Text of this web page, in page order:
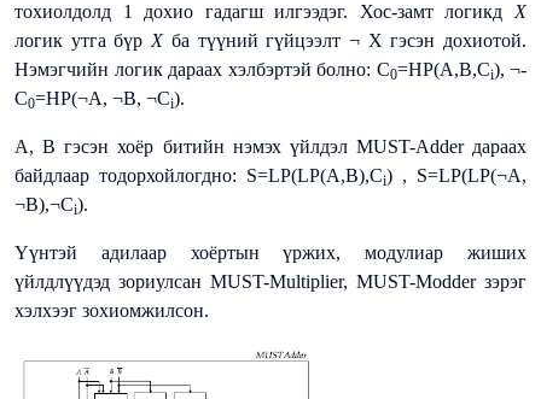
тохиолдолд 1 дохио гадагш илгээдэг. Хос-замт логикд Х
логик утга бүр Хба түүний гүйцээлт ­­¬­ Х гэсэн дохиотой.
Нэмэгчийн логик дараах хэлбэртэй болно: C0=HP(A,B,Ci), ¬­
C0=HP(¬­A, ¬­B, ¬­Ci).
A, B гэсэн хоёр битийн нэмэх үйлдэл MUST-Adder дараах
байдлаар тодорхойлогдно: S=LP(LP(A,B),Ci) , S=LP(LP(¬A,
¬B),¬Ci).
Үүнтэй адилаар хоёртын үржих, модулиар жиших
үйлдлүүдэд зориулсан MUST-Multiplier, MUST-Modder зэрэг
хэлхээг зохиомжилсон.